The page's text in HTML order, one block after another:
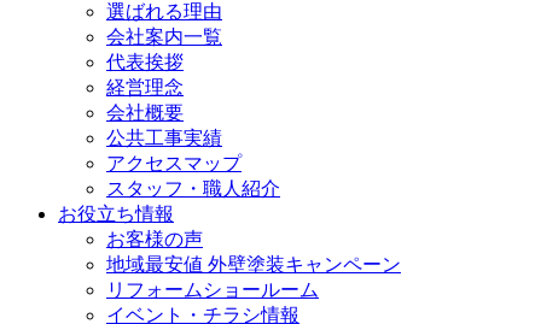
選ばれる理由
会社案内一覧
代表挨拶
経営理念
会社概要
公共工事実績
アクセスマップ
スタッフ・職人紹介
お役立ち情報
お客様の声
地域最安値 外壁塗装キャンペーン
リフォームショールーム
イベント・チラシ情報